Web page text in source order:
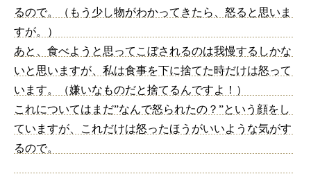
るので。（もう少し物がわかってきたら、怒ると思いま
すが。）
あと、食べようと思ってこぼされるのは我慢するしかな
いと思いますが、私は食事を下に捨てた時だけは怒って
います。（嫌いなものだと捨てるんですよ！）
これについてはまだ”なんで怒られたの？”という顔をし
ていますが、これだけは怒ったほうがいいような気がす
るので。